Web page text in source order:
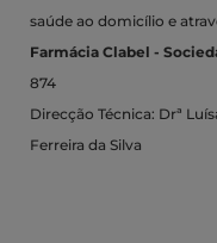
saúde ao domicílio e
Farmácia Clabel -
874
Direcção Técnica: Drª
Ferreira da Silva